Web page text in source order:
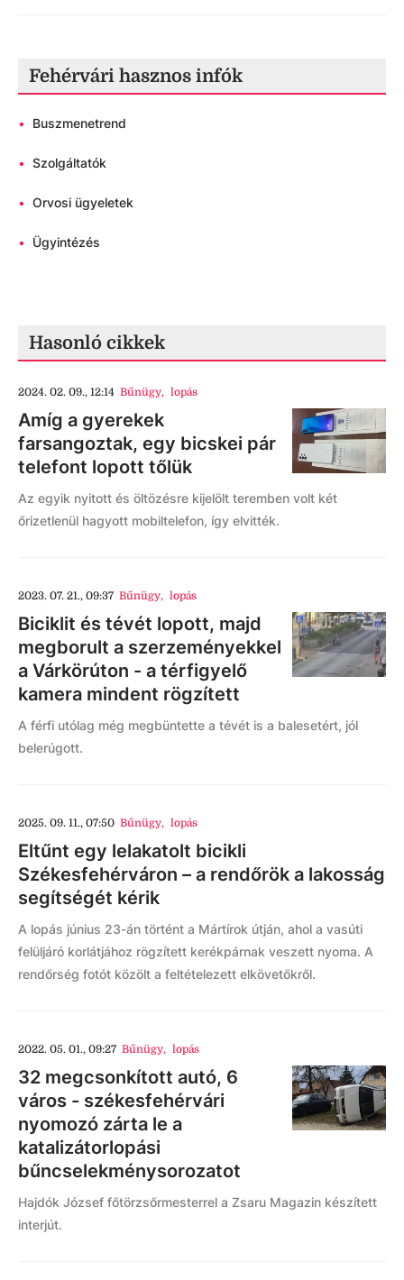
Fehérvári hasznos infók
• Buszmenetrend
• Szolgáltatók
• Orvosi ügyeletek
• Ügyintézés
Hasonló cikkek
2024. 02. 09., 12:14 Bűnügy, lopás
Amíg a gyerekek
farsangoztak, egy bicskei pár
telefont lopott tőlük
Az egyik nyitott és öltözésre kijelölt teremben volt két
őrizetlenül hagyott mobiltelefon, így elvitték.
2023. 07. 21., 09:37 Bűnügy, lopás
Biciklit és tévét lopott, majd
megborult a szerzeményekkel
a Várkörúton - a térfigyelő
kamera mindent rögzített
A férfi utólag még megbüntette a tévét is a balesetért, jól
belerúgott.
2025. 09. 11., 07:50 Bűnügy, lopás
Eltűnt egy lelakatolt bicikli
Székesfehérváron – a rendőrök a lakosság
segítségét kérik
A lopás június 23-án történt a Mártírok útján, ahol a vasúti
felüljáró korlátjához rögzített kerékpárnak veszett nyoma. A
rendőrség fotót közölt a feltételezett elkövetőkről.
2022. 05. 01., 09:27 Bűnügy, lopás
32 megcsonkított autó, 6
város - székesfehérvári
nyomozó zárta le a
katalizátorlopási
bűncselekménysorozatot
Hajdók József főtörzsőrmesterrel a Zsaru Magazin készített
interjút.